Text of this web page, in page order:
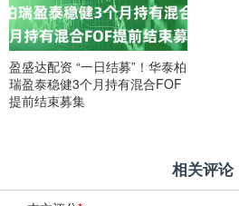
盈盛达配资 “一日结募”！华泰柏
瑞盈泰稳健3个月持有混合FOF
提前结束募集
相关评论